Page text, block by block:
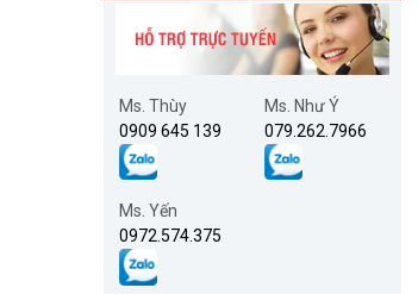
Ms. Thùy
0909 645 139
Ms. Như Ý
079.262.7966
Ms. Yến
0972.574.375